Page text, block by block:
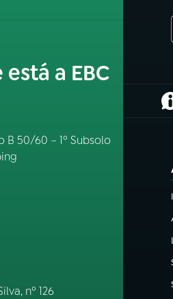
a EBC
B 50/60 – 1º Subsolo
nº 126